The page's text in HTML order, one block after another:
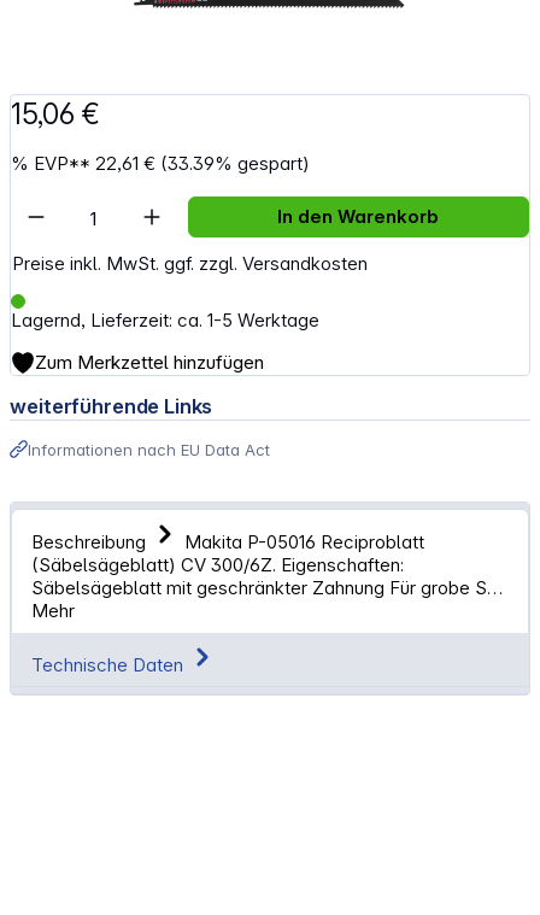
15,06 €
% EVP** 22,61 € (33.39% gespart)
Preise inkl. MwSt. ggf. zzgl. Versandkosten
Lagernd, Lieferzeit: ca. 1-5 Werktage
Artikel Anzahl: Gib den gewünschten
In den Warenkorb
Zum Merkzettel hinzufügen
weiterführende Links
Informationen nach EU Data Act
Beschreibung
Makita P-05016 Reciproblatt
(Säbelsägeblatt) CV 300/6Z. Eigenschaften:
Säbelsägeblatt mit geschränkter Zahnung Für grobe S…
Mehr
Technische Daten